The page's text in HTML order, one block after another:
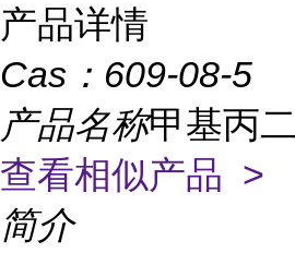
产品详情
Cas： 609-08-5
产品名称甲基丙
查看相似产品 >
简介